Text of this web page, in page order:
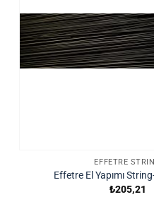
EFFETRE
Effetre El Yapımı
₺205,21